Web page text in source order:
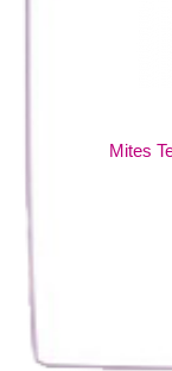
Mites